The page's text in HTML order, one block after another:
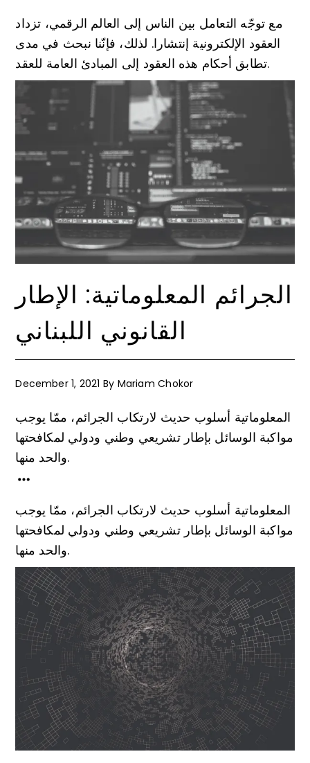
مع توجّه التعامل بين الناس إلى العالم الرقمي، تزداد
العقود الإلكترونية إنتشارا. لذلك، فإنّنا نبحث في مدى
تطابق أحكام هذه العقود إلى المبادئ العامة للعقد.
الجرائم المعلوماتية: الإطار
القانوني اللبناني
December 1, 2021 By Mariam Chokor
المعلوماتية أسلوب حديث لارتكاب الجرائم، ممّا يوجب
مواكبة الوسائل بإطار تشريعي وطني ودولي لمكافحتها
والحد منها.
المعلوماتية أسلوب حديث لارتكاب الجرائم، ممّا يوجب
مواكبة الوسائل بإطار تشريعي وطني ودولي لمكافحتها
والحد منها.